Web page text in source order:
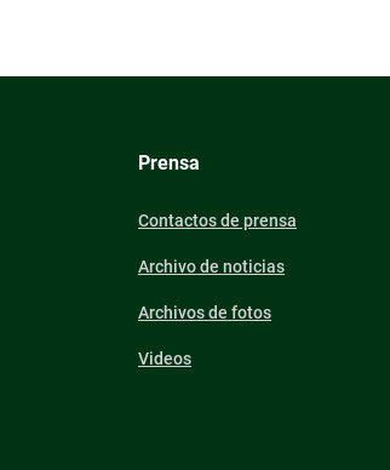
Prensa
Contactos de prensa
Archivo de noticias
Archivos de fotos
Videos